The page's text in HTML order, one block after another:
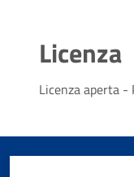
Licenza
Licenza aperta -